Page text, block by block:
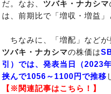
だ。なお、 ツバキ・ナカシマ
は、前期比で「増収・増益」
ちなみに、「増配」などが
ツバキ・ナカシマの株価は
引）では、発表当日（2023
挟んで1056～1100円で推移
【※関連記事はこちら！】